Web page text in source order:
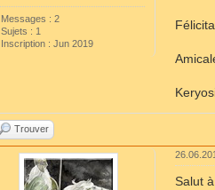
Messages : 2
Sujets : 1
Inscription : Jun 2019
Trouver
Salut